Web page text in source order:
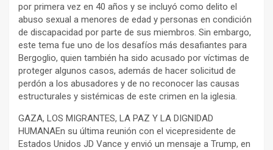
por primera vez en 40 años y se incluyó como delito el
abuso sexual a menores de edad y personas en condición
de discapacidad por parte de sus miembros. Sin embargo,
este tema fue uno de los desafíos más desafiantes para
Bergoglio, quien también ha sido acusado por víctimas de
proteger algunos casos, además de hacer solicitud de
perdón a los abusadores y de no reconocer las causas
estructurales y sistémicas de este crimen en la iglesia.
GAZA, LOS MIGRANTES, LA PAZ Y LA DIGNIDAD
HUMANAEn su última reunión con el vicepresidente de
Estados Unidos JD Vance y envió un mensaje a Trump, en